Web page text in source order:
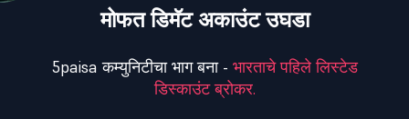
मोफत डिमॅट अकाउंट उघडा
5paisa कम्युनिटीचा भाग बना - भारताचे पहिले लिस्टेड
डिस्काउंट ब्रोकर.